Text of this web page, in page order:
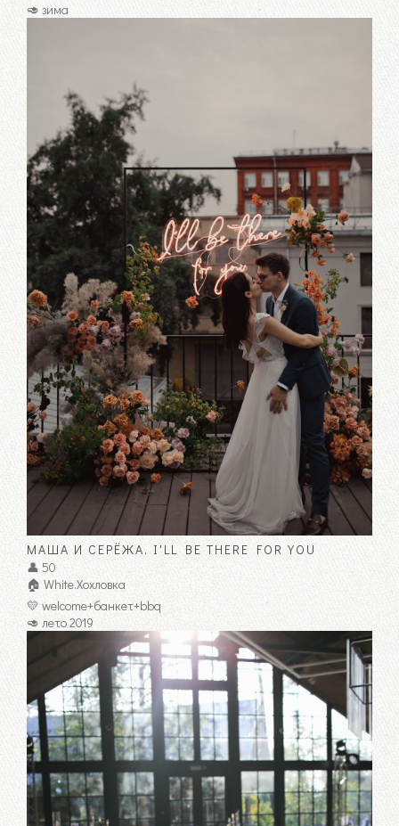
🥑 зима
МАША И СЕРЁЖА. I'LL BE THERE FOR YOU
👤 50
🏠 White.Хохловка
💛 welcome+банкет+bbq
🥑 лето 2019